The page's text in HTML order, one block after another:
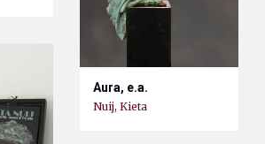
Aura, e.a.
Nuij, Kieta